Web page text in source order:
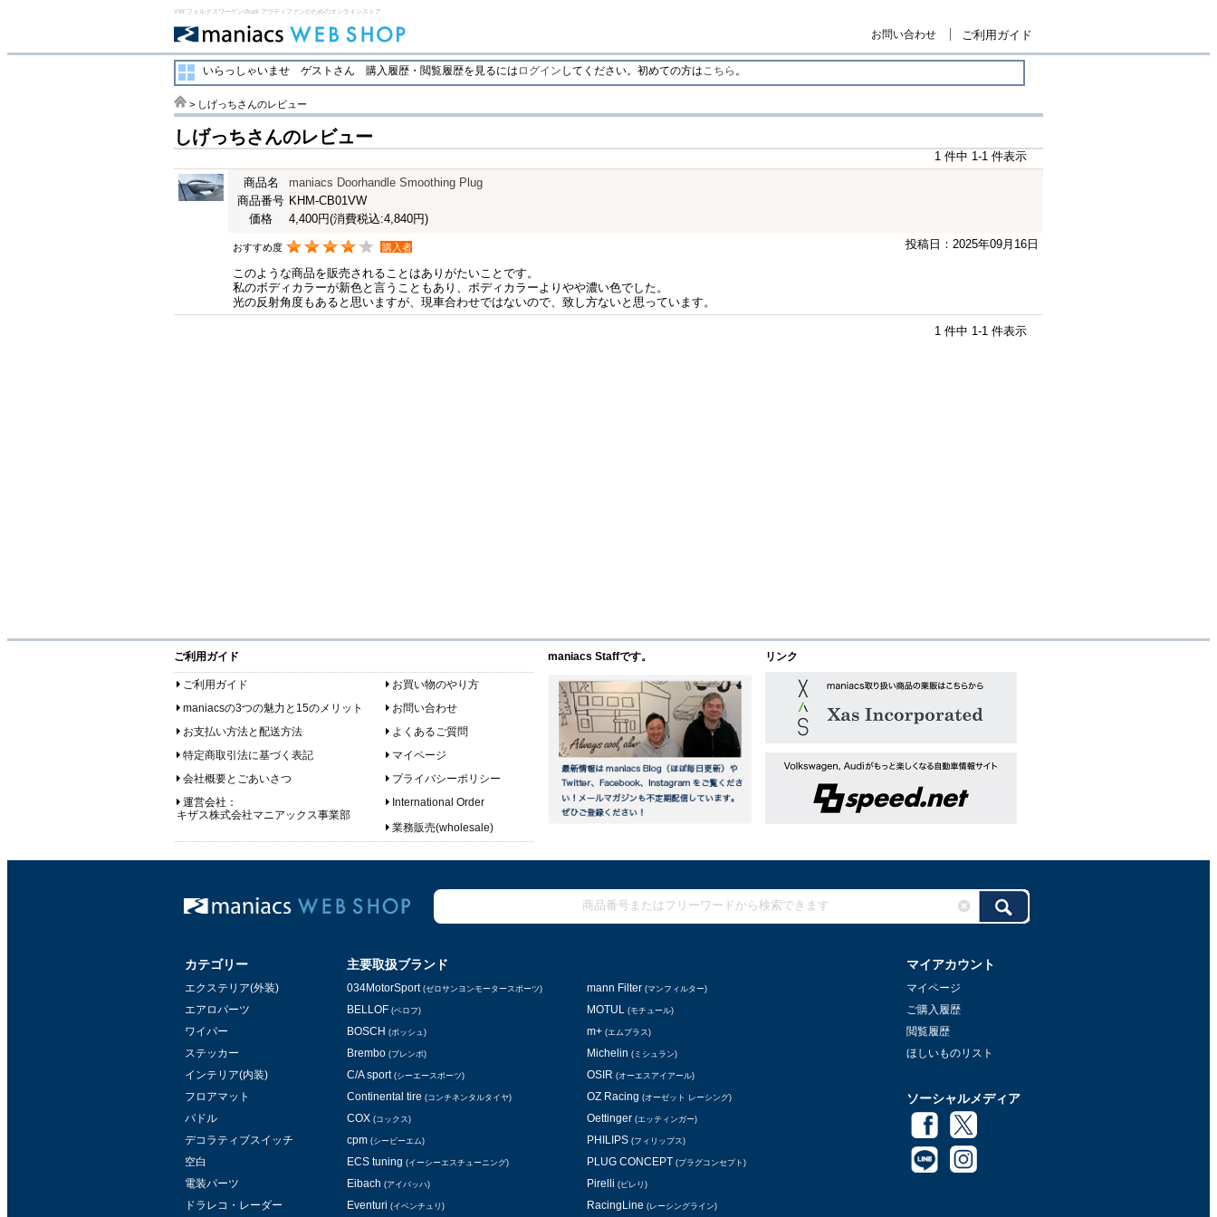
VW フォルクスワーゲン/Audi アウディファンのためのオンラインストア
お問い合わせ ご利用ガイド
いらっしゃいませ ゲストさん 購入履歴・閲覧履歴を見るには ログイン してください。初めての方はこちら 。
> しげっちさんのレビュー
しげっちさんのレビュー
1 件中 1-1 件表示
商品名
maniacs Doorhandle Smoothing Plug
商品番号 KHM-CB01VW
価格
4,400円(消費税込:4,840円)
投稿日：2025年09月16日
おすすめ度 購入者
このような商品を販売されることはありがたいことです。
私のボディカラーが新色と言うこともあり、ボディカラーよりやや濃い色でした。
光の反射角度もあると思いますが、現車合わせではないので、致し方ないと思っています。
1 件中 1-1 件表示
ご利用ガイド
ご利用ガイド
お買い物のやり方
maniacsの3つの魅力と15のメリット
お問い合わせ
お支払い方法と配送方法
よくあるご質問
特定商取引法に基づく表記
マイページ
会社概要とごあいさつ
プライバシーポリシー
運営会社：
キザス株式会社マニアックス事業部
International Order
業務販売(wholesale)
maniacs Staffです。 リンク
カテゴリー
エクステリア(外装)
エアロパーツ
ワイパー
ステッカー
インテリア(内装)
フロアマット
パドル
デコラティブスイッチ
空白
電装パーツ
ドラレコ・レーダー
主要取扱ブランド
034MotorSport (ゼロサンヨンモータースポーツ)
BELLOF (ベロフ)
BOSCH (ボッシュ)
Brembo (ブレンボ)
C/A sport (シーエースポーツ)
Continental tire (コンチネンタルタイヤ)
COX (コックス)
cpm (シービーエム)
ECS tuning (イーシーエスチューニング)
Eibach (アイバッハ)
Eventuri (イベンチュリ)
mann Filter (マンフィルター)
MOTUL (モチュール)
m+ (エムプラス)
Michelin (ミシュラン)
OSIR (オーエスアイアール)
OZ Racing (オーゼット レーシング)
Oettinger (エッティンガー)
PHILIPS (フィリップス)
PLUG CONCEPT (プラグコンセプト)
Pirelli (ピレリ)
RacingLine (レーシングライン)
マイアカウント
マイページ
ご購入履歴
閲覧履歴
ほしいものリスト
ソーシャルメディア